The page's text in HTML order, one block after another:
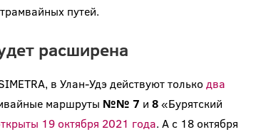
путей.
расширена
в Улан-Удэ действуют только два
маршруты №№ 7 и 8«Бурятский
19 октября 2021 года. А с 18 октября